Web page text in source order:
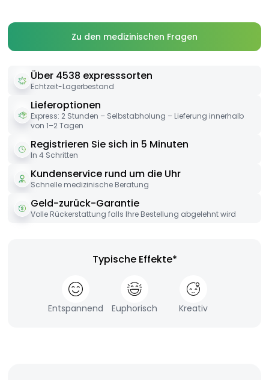
Zu den medizinischen Fragen
Über 4538 expresssorten
Echtzeit-Lagerbestand
Lieferoptionen
Express: 2 Stunden – Selbstabholung – Lieferung innerhalb
von 1–2 Tagen
Registrieren Sie sich in 5 Minuten
In 4 Schritten
Kundenservice rund um die Uhr
Schnelle medizinische Beratung
Geld-zurück-Garantie
Volle Rückerstattung falls Ihre Bestellung abgelehnt wird
Typische Effekte*
Entspannend Euphorisch Kreativ